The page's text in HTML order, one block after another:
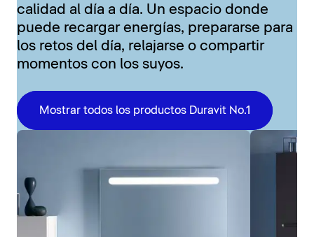
calidad al día a día. Un espacio donde
puede recargar energías, prepararse para
los retos del día, relajarse o compartir
momentos con los suyos.
Mostrar todos los productos Duravit No.1